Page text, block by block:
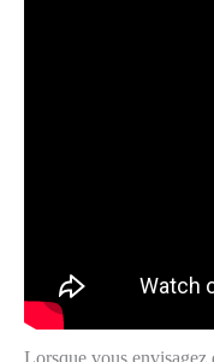
Lorsque vous envisagez